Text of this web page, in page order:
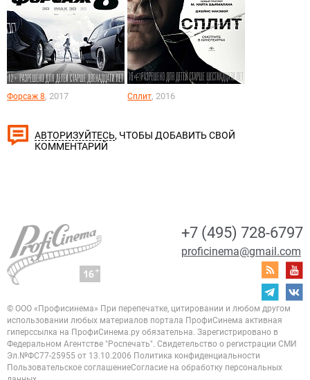
Форсаж 8, 2017 Сплит, 2016
АВТОРИЗУЙТЕСЬ, ЧТОБЫ ДОБАВИТЬ СВОЙ
КОММЕНТАРИЙ
+7 (495) 728-6797
proficinema@gmail.com
© ООО «Профисинема» При перепечатке, цитировании и любом другом
использовании любых материалов портала ПрофиСинема активная
гиперссылка на ПрофиСинема.ру обязательна. Зарегистрировано в
Федеральном Агентстве "Роспечать". Свидетельство о регистрации СМИ
Эл.№ФС77-25955 от 13.10.2006 Политика конфиденциальности
Пользовательское соглашениеСогласие на обработку персональных